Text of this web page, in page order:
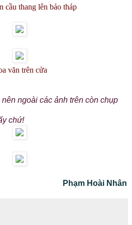
cầu thang lên bảo tháp
văn trên cửa
ngoài các ảnh trên còn chụp
chứ!
Phạm Hoài Nhân